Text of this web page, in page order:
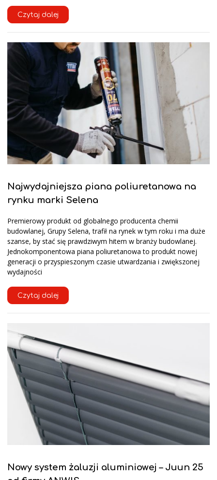
Czytaj dalej
Najwydajniejsza piana poliuretanowa na
rynku marki Selena
Premierowy produkt od globalnego producenta chemii
budowlanej, Grupy Selena, trafił na rynek w tym roku i ma duże
szanse, by stać się prawdziwym hitem w branży budowlanej.
Jednokomponentowa piana poliuretanowa to produkt nowej
generacji o przyspieszonym czasie utwardzania i zwiększonej
wydajności
Czytaj dalej
Nowy system żaluzji aluminiowej – Juun 25